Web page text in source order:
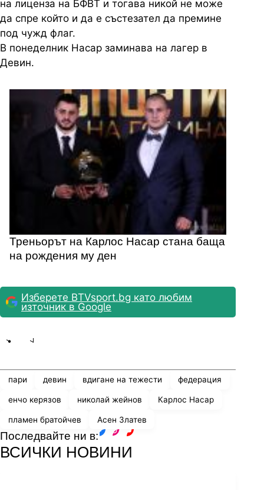
на лиценза на БФВТ и тогава никой не може
да спре който и да е състезател да премине
под чужд флаг.
В понеделник Насар заминава на лагер в
Девин.
Треньорът на Карлос Насар стана баща
на рождения му ден
Изберете BTVsport.bg като любим
източник в Google
пари девин вдигане на тежести федерация
енчо керязов николай жейнов Карлос Насар
пламен братойчев Асен Златев
Последвайте ни в:
ВСИЧКИ НОВИНИ